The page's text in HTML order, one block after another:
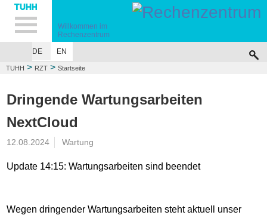
Hauptnavigation
Unternavigation
Inhalt
Suche
Willkommen im
Rechenzentrum
DE
EN
TUHH > RZT > Startseite
Dringende Wartungsarbeiten
NextCloud
12.08.2024 Wartung
Update 14:15: Wartungsarbeiten sind beendet
Wegen dringender Wartungsarbeiten steht aktuell unser